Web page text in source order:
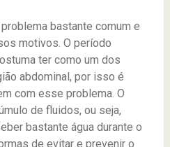
bastante comum e
motivos. O período
ter como um dos
abdominal, por isso é
com esse problema. O
de fluidos, ou seja,
bastante água durante o
de evitar e prevenir o